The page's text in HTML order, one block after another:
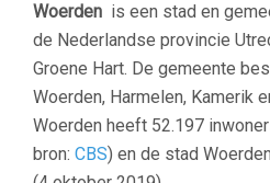
Woerden is een stad en
de Nederlandse provincie
Groene Hart. De gemeente
Woerden, Harmelen, Kamerik
Woerden heeft 52.197
bron: CBS) en de stad